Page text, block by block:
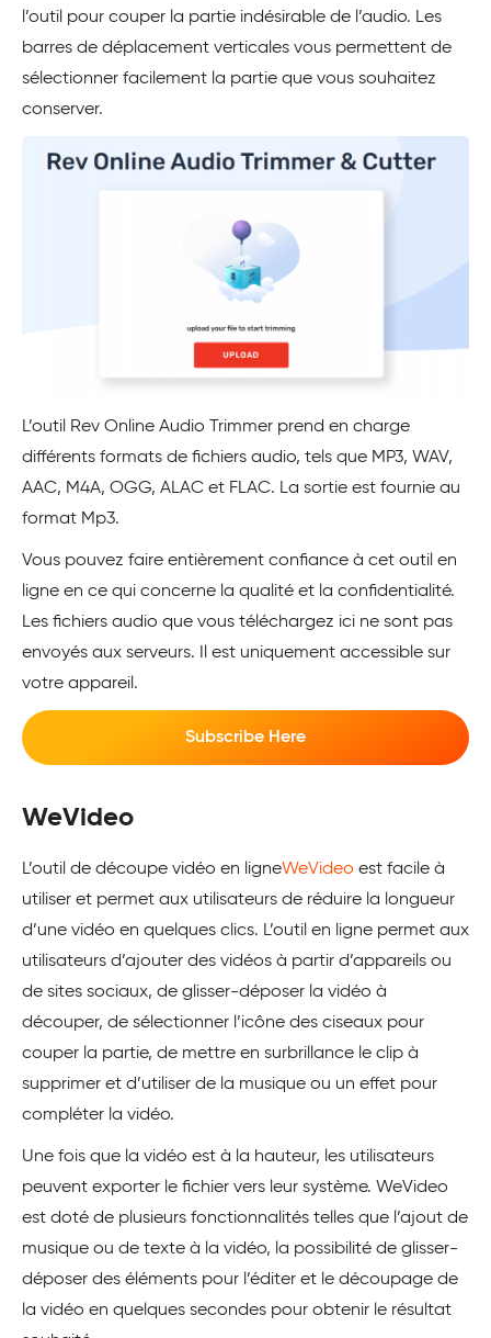
l’outil pour couper la partie indésirable de l’audio. Les
barres de déplacement verticales vous permettent de
sélectionner facilement la partie que vous souhaitez
conserver.
L’outil Rev Online Audio Trimmer prend en charge
différents formats de fichiers audio, tels que MP3, WAV,
AAC, M4A, OGG, ALAC et FLAC. La sortie est fournie au
format Mp3.
Vous pouvez faire entièrement confiance à cet outil en
ligne en ce qui concerne la qualité et la confidentialité.
Les fichiers audio que vous téléchargez ici ne sont pas
envoyés aux serveurs. Il est uniquement accessible sur
votre appareil.
Subscribe Here
WeVideo
L’outil de découpe vidéo en ligneWeVideo est facile à
utiliser et permet aux utilisateurs de réduire la longueur
d’une vidéo en quelques clics. L’outil en ligne permet aux
utilisateurs d’ajouter des vidéos à partir d’appareils ou
de sites sociaux, de glisser-déposer la vidéo à
découper, de sélectionner l’icône des ciseaux pour
couper la partie, de mettre en surbrillance le clip à
supprimer et d’utiliser de la musique ou un effet pour
compléter la vidéo.
Une fois que la vidéo est à la hauteur, les utilisateurs
peuvent exporter le fichier vers leur système. WeVideo
est doté de plusieurs fonctionnalités telles que l’ajout de
musique ou de texte à la vidéo, la possibilité de glisser-
déposer des éléments pour l’éditer et le découpage de
la vidéo en quelques secondes pour obtenir le résultat